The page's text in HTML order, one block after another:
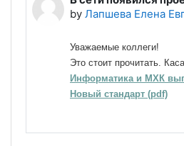
by Лапшева Елена
Уважаемые коллеги!
Это стоит прочитать.
Информатика и МХК
Новый стандарт (pdf)